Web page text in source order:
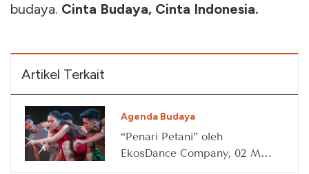
budaya. Cinta Budaya, Cinta Indonesia.
Artikel Terkait
Agenda Budaya
“Penari Petani” oleh
EkosDance Company, 02 May